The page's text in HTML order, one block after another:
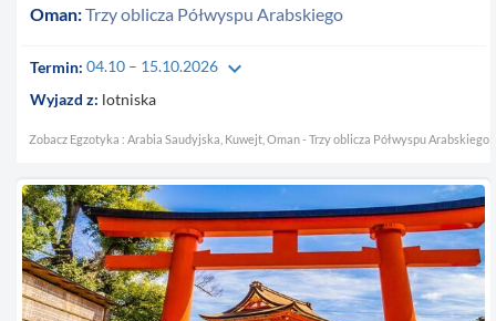
Oman:Trzy oblicza Półwyspu Arabskiego
Termin: 04.10 – 15.10.2026 keyboard_arrow_down
Wyjazd z: lotniska
Zobacz Egzotyka : Arabia Saudyjska, Kuwejt, Oman - Trzy oblicza Półwyspu Arabskiego